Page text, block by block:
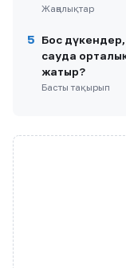
Жаңалықтар
5
Бос
сауда
жатыр?
Басты тақырып